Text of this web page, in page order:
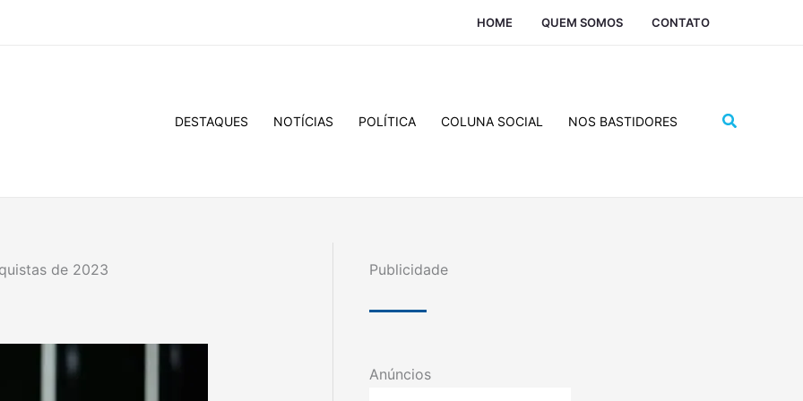
HOME QUEM SOMOS CONTATO
DESTAQUES NOTÍCIAS POLÍTICA COLUNA SOCIAL NOS BASTIDORES Pesquisar
de 2023 Publicidade
Anúncios